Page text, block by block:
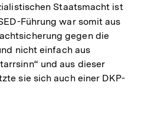
Staatsmacht ist
Führung war somit aus
gegen die
nicht einfach aus
und aus dieser
sie sich auch einer DKP-